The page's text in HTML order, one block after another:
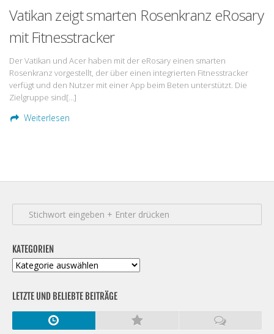
Smartphonetarife
Prepaid-Tarife
Flatrate-Prepaidtarife
Mobilfunk-Vergleichsrechner
Mobilfunk-Tarifrechner
Vatikan zeigt smarten Rosenkranz eRosary
mit Fitnesstracker
Der Vatikan und Acer haben mit der eRosary einen smarten
Rosenkranz vorgestellt, der über einen integrierten Fitnesstracker
verfügt und den Nutzer mit einer App beim Beten unterstützt. Die
Zielgruppe sind[…]
Weiterlesen
KATEGORIEN
Kategorien
LETZTE UND BELIEBTE BEITRÄGE